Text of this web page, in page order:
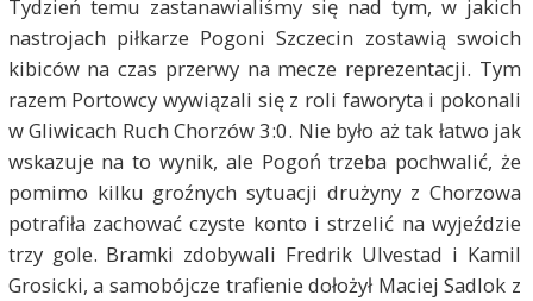
Tydzień temu zastanawialiśmy się nad tym, w jakich
nastrojach piłkarze Pogoni Szczecin zostawią swoich
kibiców na czas przerwy na mecze reprezentacji. Tym
razem Portowcy wywiązali się z roli faworyta i pokonali
w Gliwicach Ruch Chorzów 3:0. Nie było aż tak łatwo jak
wskazuje na to wynik, ale Pogoń trzeba pochwalić, że
pomimo kilku groźnych sytuacji drużyny z Chorzowa
potrafiła zachować czyste konto i strzelić na wyjeździe
trzy gole. Bramki zdobywali Fredrik Ulvestad i Kamil
Grosicki, a samobójcze trafienie dołożył Maciej Sadlok z